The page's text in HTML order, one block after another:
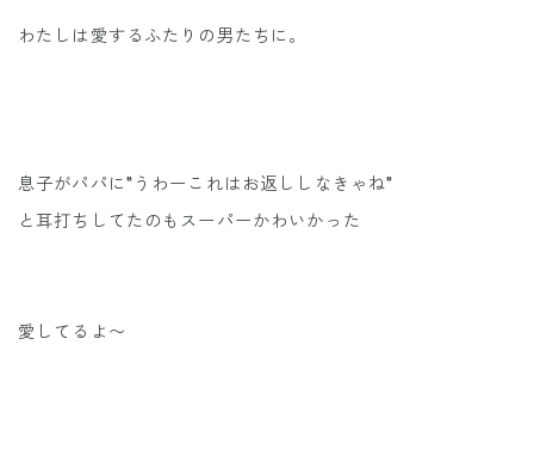
わたしは愛するふたりの男たちに。
息子がパパに"うわーこれはお返ししなきゃね"
と耳打ちしてたのもスーパーかわいかった
愛してるよ〜